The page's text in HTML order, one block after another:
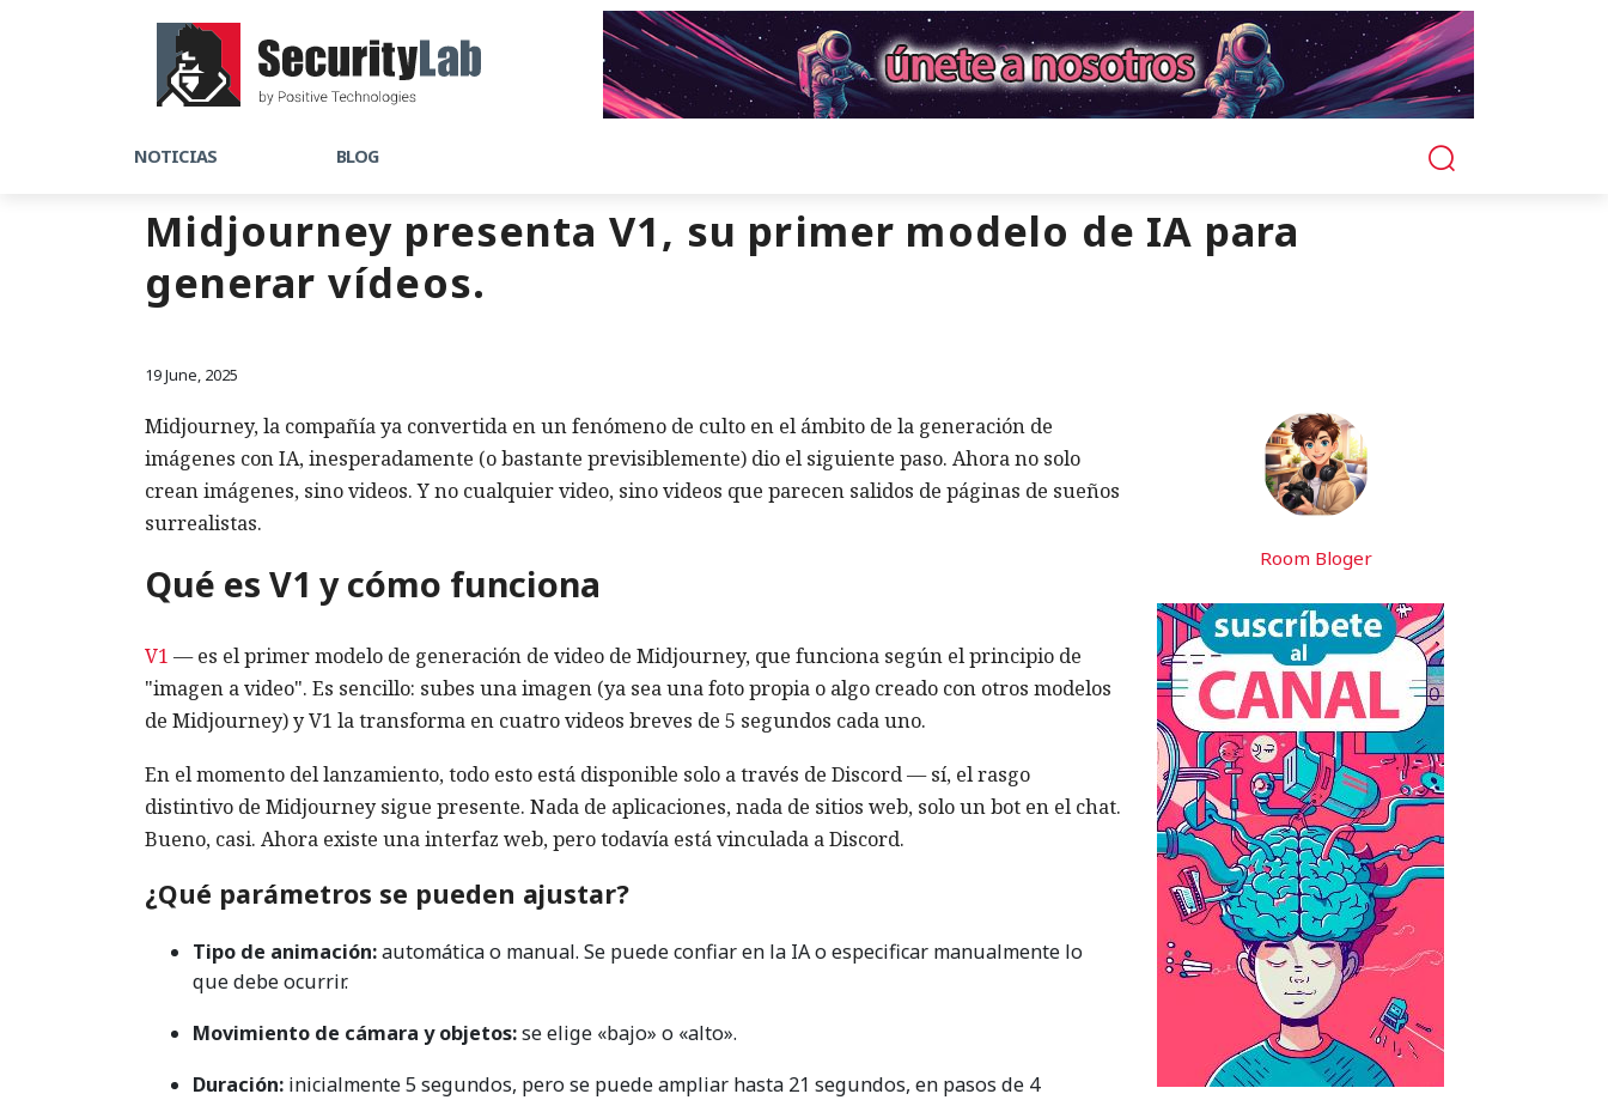
NOTICIAS BLOG
Midjourney presenta V1, su primer modelo de IA para
generar vídeos.
19 June, 2025
Midjourney, la compañía ya convertida en un fenómeno de culto en el ámbito de la generación de
imágenes con IA, inesperadamente (o bastante previsiblemente) dio el siguiente paso. Ahora no solo
crean imágenes, sino videos. Y no cualquier video, sino videos que parecen salidos de páginas de sueños
surrealistas.
Qué es V1 y cómo funciona
V1 — es el primer modelo de generación de video de Midjourney, que funciona según el principio de
"imagen a video". Es sencillo: subes una imagen (ya sea una foto propia o algo creado con otros modelos
de Midjourney) y V1 la transforma en cuatro videos breves de 5 segundos cada uno.
En el momento del lanzamiento, todo esto está disponible solo a través de Discord — sí, el rasgo
distintivo de Midjourney sigue presente. Nada de aplicaciones, nada de sitios web, solo un bot en el chat.
Bueno, casi. Ahora existe una interfaz web, pero todavía está vinculada a Discord.
¿Qué parámetros se pueden ajustar?
Tipo de animación:automática o manual. Se puede confiar en la IA o especificar manualmente lo
que debe ocurrir.
Movimiento de cámara y objetos:se elige «bajo» o «alto».
Duración: inicialmente 5 segundos, pero se puede ampliar hasta 21 segundos, en pasos de 4
Room Bloger